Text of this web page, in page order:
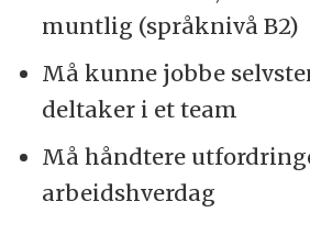
muntlig (språknivå B2)
Må kunne jobbe
deltaker i et team
Må håndtere
arbeidshverdag